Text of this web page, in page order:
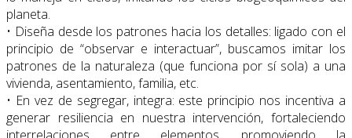
planeta.
• Diseña desde los patrones hacia los detalles: ligado con el
principio de “observar e interactuar”, buscamos imitar los
patrones de la naturaleza (que funciona por sí sola) a una
vivienda, asentamiento, familia, etc.
• En vez de segregar, integra: este principio nos incentiva a
generar resiliencia en nuestra intervención, fortaleciendo